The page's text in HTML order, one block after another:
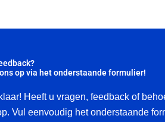
op via het onderstaande formulier!
Heeft u vragen, feedback of
Vul eenvoudig het onderstaande